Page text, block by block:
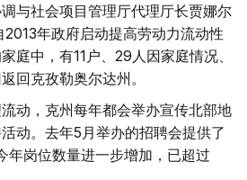
与社会项目管理厅代理厅长贾娜尔
2013年政府启动提高劳动力流动性
庭中，有11户、29人因家庭情况、
回克孜勒奥尔达州。
动，克州每年都会举办宣传北部地
动。去年5月举办的招聘会提供了
岗位数量进一步增加，已超过